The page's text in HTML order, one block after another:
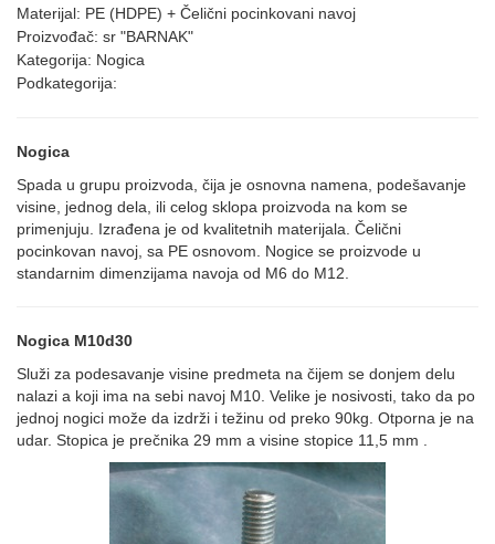
Materijal: PE (HDPE) + Čelični pocinkovani navoj
Proizvođač: sr "BARNAK"
Kategorija: Nogica
Podkategorija:
Nogica
Spada u grupu proizvoda, čija je osnovna namena, podešavanje
visine, jednog dela, ili celog sklopa proizvoda na kom se
primenjuju. Izrađena je od kvalitetnih materijala. Čelični
pocinkovan navoj, sa PE osnovom. Nogice se proizvode u
standarnim dimenzijama navoja od M6 do M12.
Nogica M10d30
Služi za podesavanje visine predmeta na čijem se donjem delu
nalazi a koji ima na sebi navoj M10. Velike je nosivosti, tako da po
jednoj nogici može da izdrži i težinu od preko 90kg. Otporna je na
udar. Stopica je prečnika 29 mm a visine stopice 11,5 mm .